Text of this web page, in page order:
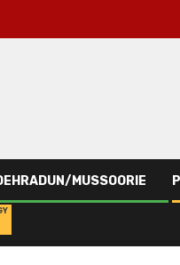
MUSSOORIE